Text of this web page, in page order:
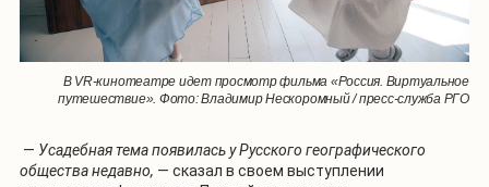
В VR-кинотеатре идет просмотр фильма «Россия. Виртуальное
путешествие». Фото: Владимир Нескоромный / пресс-служба РГО
— Усадебная тема появилась у Русского географического
общества недавно, — сказал в своем выступлении